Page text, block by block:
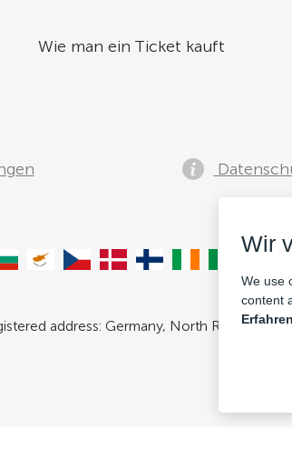
Wie man ein Ticket kauft
address: Germany, North Rhine-
Wir
We use
content